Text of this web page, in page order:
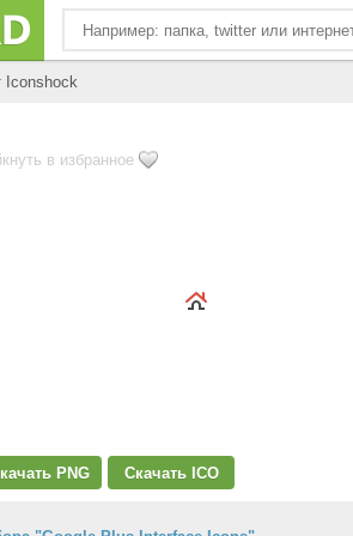
Iconshock
в избранное
PNG Скачать ICO